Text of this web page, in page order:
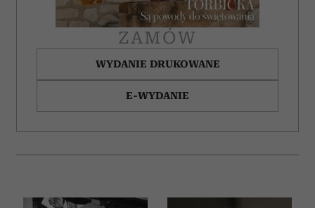
ZAMÓW
WYDANIE DRUKOWANE
E-WYDANIE